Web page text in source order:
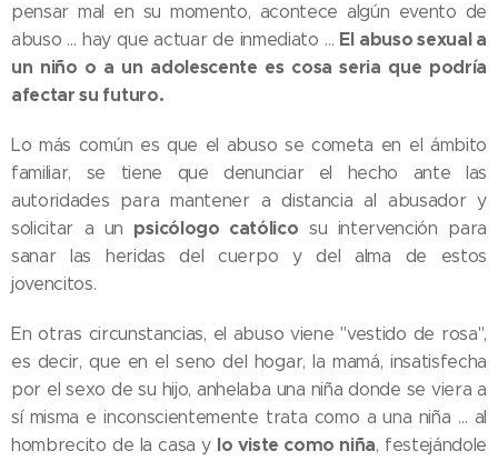
pensar mal en su momento, acontece algún evento de
abuso … hay que actuar de inmediato … El abuso sexual a
un niño o a un adolescente es cosa seria que podría
afectar su futuro.
Lo más común es que el abuso se cometa en el ámbito
familiar, se tiene que denunciar el hecho ante las
autoridades para mantener a distancia al abusador y
solicitar a un psicólogo católico su intervención para
sanar las heridas del cuerpo y del alma de estos
jovencitos.
En otras circunstancias, el abuso viene "vestido de rosa",
es decir, que en el seno del hogar, la mamá, insatisfecha
por el sexo de su hijo, anhelaba una niña donde se viera a
sí misma e inconscientemente trata como a una niña … al
hombrecito de la casa y lo viste como niña, festejándole